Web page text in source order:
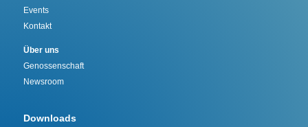
Events
Kontakt
Über uns
Genossenschaft
Newsroom
Downloads